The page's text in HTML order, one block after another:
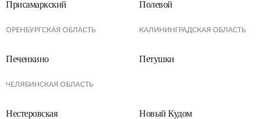
Присамаркский
ОРЕНБУРГСКАЯ ОБЛАСТЬ
Полевой
КАЛИНИНГРАДСКАЯ ОБЛАСТЬ
Печенкино
ЧЕЛЯБИНСКАЯ ОБЛАСТЬ
Петушки
Нестеровская Новый Кудом